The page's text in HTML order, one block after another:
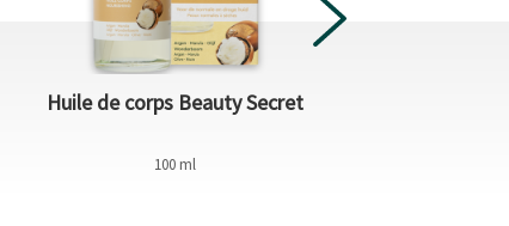
Huile de corps Beauty Secret
100 ml